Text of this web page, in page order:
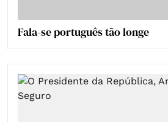
Fala-se português tão longe